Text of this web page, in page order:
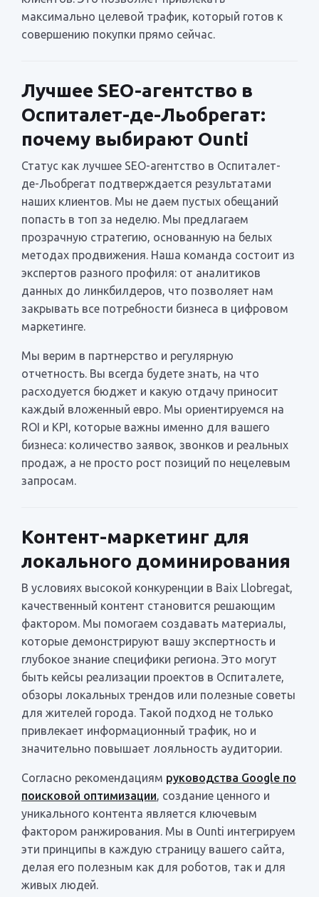
максимально целевой трафик, который готов к
совершению покупки прямо сейчас.
Лучшее SEO-агентство в
Оспиталет-де-Льобрегат:
почему выбирают Ounti
Статус как лучшее SEO-агентство в Оспиталет-
де-Льобрегат подтверждается результатами
наших клиентов. Мы не даем пустых обещаний
попасть в топ за неделю. Мы предлагаем
прозрачную стратегию, основанную на белых
методах продвижения. Наша команда состоит из
экспертов разного профиля: от аналитиков
данных до линкбилдеров, что позволяет нам
закрывать все потребности бизнеса в цифровом
маркетинге.
Мы верим в партнерство и регулярную
отчетность. Вы всегда будете знать, на что
расходуется бюджет и какую отдачу приносит
каждый вложенный евро. Мы ориентируемся на
ROI и KPI, которые важны именно для вашего
бизнеса: количество заявок, звонков и реальных
продаж, а не просто рост позиций по нецелевым
запросам.
Контент-маркетинг для
локального доминирования
В условиях высокой конкуренции в Baix Llobregat,
качественный контент становится решающим
фактором. Мы помогаем создавать материалы,
которые демонстрируют вашу экспертность и
глубокое знание специфики региона. Это могут
быть кейсы реализации проектов в Оспиталете,
обзоры локальных трендов или полезные советы
для жителей города. Такой подход не только
привлекает информационный трафик, но и
значительно повышает лояльность аудитории.
Согласно рекомендациям руководства Google по
поисковой оптимизации, создание ценного и
уникального контента является ключевым
фактором ранжирования. Мы в Ounti интегрируем
эти принципы в каждую страницу вашего сайта,
делая его полезным как для роботов, так и для
живых людей.